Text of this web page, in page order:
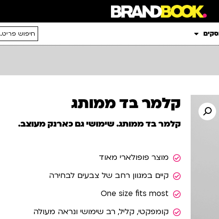
קלמר בד ממותג
קלמר בד ממותג. שימושי גם כארנק מעוצב.
מוצר פופולארי מאוד
קיים במגוון רחב של צבעים לבחירה
One size fits most
קומפקטי, קליל, רב שימושי ונראה מעולה